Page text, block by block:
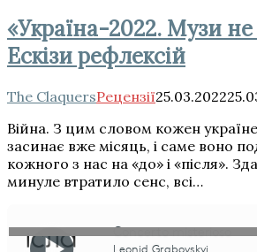
«Україна-2022. Музи
Ескізи рефлексій
The ClaquersРецензії25.03.2022
Війна. З цим словом кожен
засинає вже місяць, і саме воно
кожного з нас на «до» і «після».
минуле втратило сенс, всі…